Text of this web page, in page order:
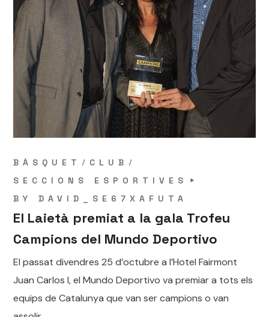
BÀSQUET
CLUB
SECCIONS ESPORTIVES
BYDAVID_SE67XAFUTA
El Laietà premiat a la gala Trofeu
Campions del Mundo Deportivo
El passat divendres 25 d’octubre a l’Hotel Fairmont
Juan Carlos I, el Mundo Deportivo va premiar a tots els
equips de Catalunya que van ser campions o van